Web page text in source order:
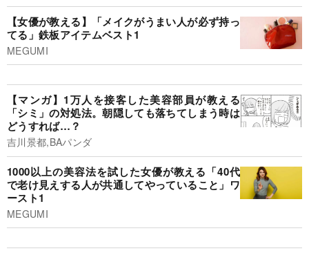
【女優が教える】「メイクがうまい人が必ず持っ
てる」鉄板アイテムベスト1
MEGUMI
【マンガ】1万人を接客した美容部員が教える
「シミ」の対処法。朝隠しても落ちてしまう時は
どうすれば…？
吉川景都,BAパンダ
1000以上の美容法を試した女優が教える「40代
で老け見えする人が共通してやっていること」ワ
ースト1
MEGUMI